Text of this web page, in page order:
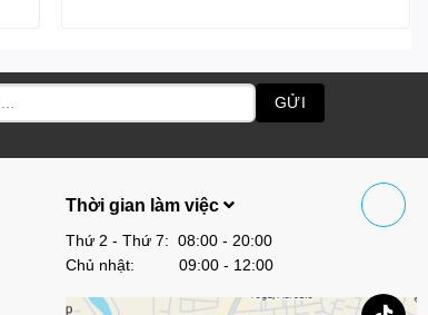
Thời gian làm việc
Thứ 2 - Thứ 7: 08:00 - 20:00
Chủ nhật: 09:00 - 12:00